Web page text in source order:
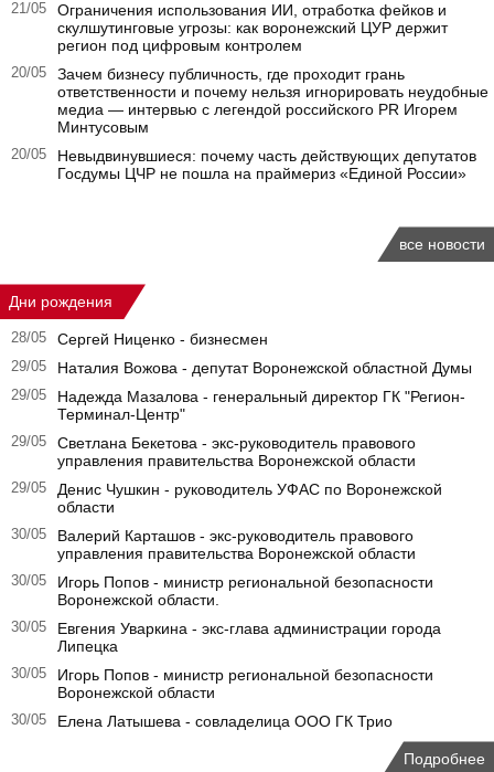
21/05
Ограничения использования ИИ, отработка фейков и
скулшутинговые угрозы: как воронежский ЦУР держит
регион под цифровым контролем
20/05
Зачем бизнесу публичность, где проходит грань
ответственности и почему нельзя игнорировать неудобные
медиа — интервью с легендой российского PR Игорем
Минтусовым
20/05
Невыдвинувшиеся: почему часть действующих депутатов
Госдумы ЦЧР не пошла на праймериз «Единой России»
все новости
Дни рождения
28/05 Сергей Ниценко - бизнесмен
29/05 Наталия Вожова - депутат Воронежской областной Думы
29/05
Надежда Мазалова - генеральный директор ГК "Регион-
Терминал-Центр"
29/05
Светлана Бекетова - экс-руководитель правового
управления правительства Воронежской области
29/05
Денис Чушкин - руководитель УФАС по Воронежской
области
30/05
Валерий Карташов - экс-руководитель правового
управления правительства Воронежской области
30/05
Игорь Попов - министр региональной безопасности
Воронежской области.
30/05
Евгения Уваркина - экс-глава администрации города
Липецка
30/05
Игорь Попов - министр региональной безопасности
Воронежской области
30/05 Елена Латышева - совладелица ООО ГК Трио
Подробнее